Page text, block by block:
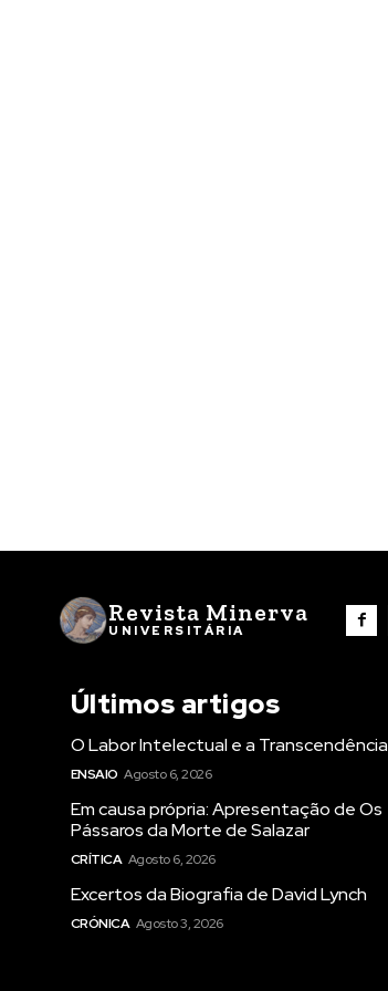
Revista Minerva
UNIVERSITÁRIA
Últimos artigos
O Labor Intelectual e a Transcendência
ENSAIO Agosto 6, 2026
Em causa própria: Apresentação de Os
Pássaros da Morte de Salazar
CRÍTICA Agosto 6, 2026
Excertos da Biografia de David Lynch
CRÓNICA Agosto 3, 2026